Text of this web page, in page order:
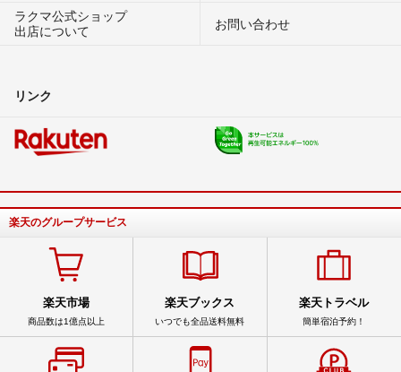
ラクマ公式ショップ
出店について
お問い合わせ
リンク
楽天のグループサービス
楽天市場
商品数は1億点以上
楽天ブックス
いつでも全品送料無料
楽天トラベル
簡単宿泊予約！